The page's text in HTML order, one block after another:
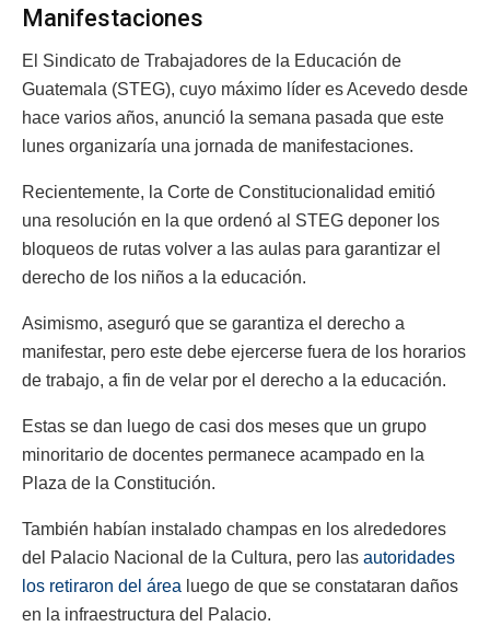
Manifestaciones
El Sindicato de Trabajadores de la Educación de
Guatemala (STEG), cuyo máximo líder es Acevedo desde
hace varios años, anunció la semana pasada que este
lunes organizaría una jornada de manifestaciones.
Recientemente, la Corte de Constitucionalidad emitió
una resolución en la que ordenó al STEG deponer los
bloqueos de rutas volver a las aulas para garantizar el
derecho de los niños a la educación.
Asimismo, aseguró que se garantiza el derecho a
manifestar, pero este debe ejercerse fuera de los horarios
de trabajo, a fin de velar por el derecho a la educación.
Estas se dan luego de casi dos meses que un grupo
minoritario de docentes permanece acampado en la
Plaza de la Constitución.
También habían instalado champas en los alrededores
del Palacio Nacional de la Cultura, pero las autoridades
los retiraron del área luego de que se constataran daños
en la infraestructura del Palacio.